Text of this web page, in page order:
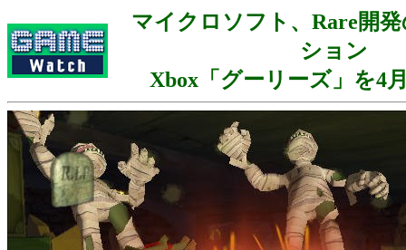
マイクロソフト、Rare開
ション
Xbox「グーリーズ」を4